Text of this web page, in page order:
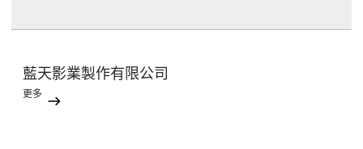
藍天影業製作有限公司
更多